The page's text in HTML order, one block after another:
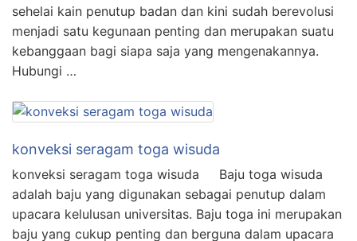
sehelai kain penutup badan dan kini sudah berevolusi
menjadi satu kegunaan penting dan merupakan suatu
kebanggaan bagi siapa saja yang mengenakannya.
Hubungi …
konveksi seragam toga wisuda
konveksi seragam toga wisuda Baju toga wisuda
adalah baju yang digunakan sebagai penutup dalam
upacara kelulusan universitas. Baju toga ini merupakan
baju yang cukup penting dan berguna dalam upacara